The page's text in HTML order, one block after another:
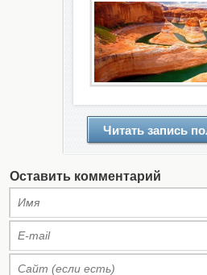
Читать запись
Оставить комментарий